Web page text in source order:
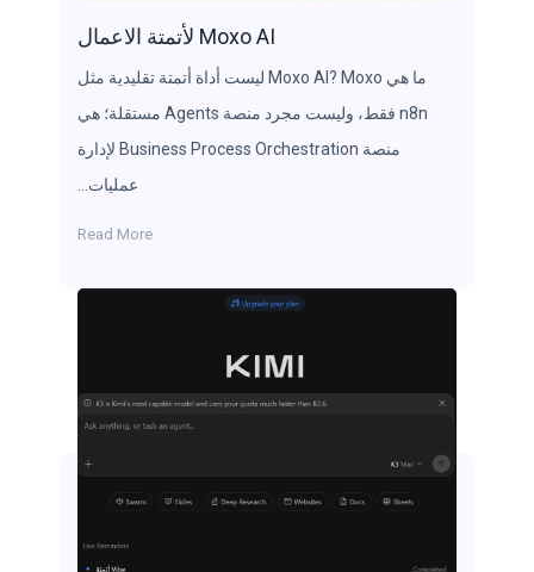
Moxo AI لأتمتة الاعمال
ما هي Moxo AI? Moxo ليست أداة أتمتة تقليدية مثل
n8n فقط، وليست مجرد منصة Agents مستقلة؛ هي
منصة Business Process Orchestration لإدارة
عمليات…
Read More